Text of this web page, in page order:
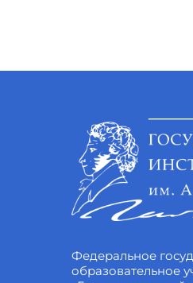
Федеральное
образовательное